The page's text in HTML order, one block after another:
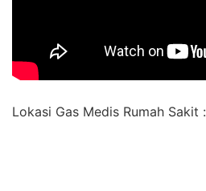
Lokasi Gas Medis Rumah Sakit :